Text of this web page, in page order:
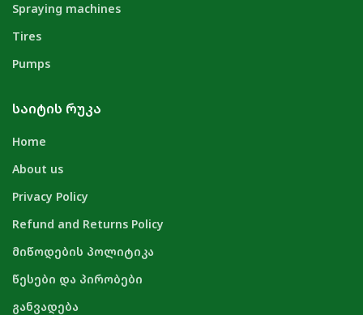
Spraying machines
Tires
Pumps
ᲡᲐᲘᲢᲘᲡ ᲠᲣᲙᲐ
Home
About us
Privacy Policy
Refund and Returns Policy
მიწოდების პოლიტიკა
წესები და პირობები
განვადება